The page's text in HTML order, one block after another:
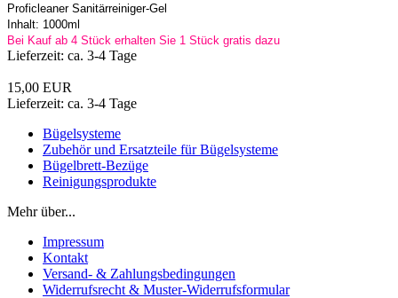
Proficleaner Sanitärreiniger-Gel
Inhalt: 1000ml
Bei Kauf ab 4 Stück erhalten Sie 1 Stück gratis dazu
Lieferzeit: ca. 3-4 Tage
15,00 EUR
Lieferzeit: ca. 3-4 Tage
Bügelsysteme
Zubehör und Ersatzteile für Bügelsysteme
Bügelbrett-Bezüge
Reinigungsprodukte
Mehr über...
Impressum
Kontakt
Versand- & Zahlungsbedingungen
Widerrufsrecht & Muster-Widerrufsformular